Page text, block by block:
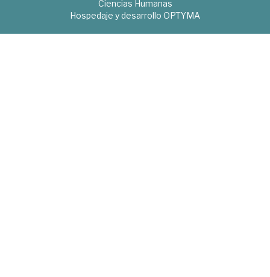
Ciencias Humanas
Hospedaje y desarrollo OPTYMA